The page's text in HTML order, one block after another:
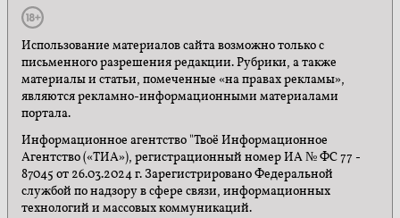
Использование материалов сайта возможно только с
письменного разрешения редакции. Рубрики, а также
материалы и статьи, помеченные «на правах рекламы»,
являются рекламно-информационными материалами
портала.
Информационное агентство "Твоё Информационное
Агентство («ТИА»), регистрационный номер ИА № ФС 77 -
87045 от 26.03.2024 г. Зарегистрировано Федеральной
службой по надзору в сфере связи, информационных
технологий и массовых коммуникаций.